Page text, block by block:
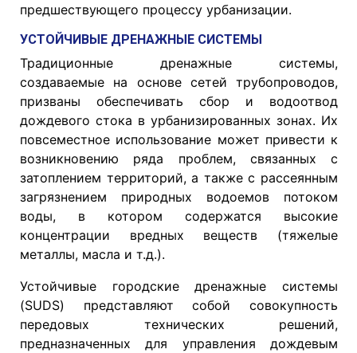
предшествующего процессу урбанизации.
УСТОЙЧИВЫЕ ДРЕНАЖНЫЕ СИСТЕМЫ
Традиционные дренажные системы,
создаваемые на основе сетей трубопроводов,
призваны обеспечивать сбор и водоотвод
дождевого стока в урбанизированных зонах. Их
повсеместное использование может привести к
возникновению ряда проблем, связанных с
затоплением территорий, а также с рассеянным
загрязнением природных водоемов потоком
воды, в котором содержатся высокие
концентрации вредных веществ (тяжелые
металлы, масла и т.д.).
Устойчивые городские дренажные системы
(SUDS) представляют собой совокупность
передовых технических решений,
предназначенных для управления дождевым